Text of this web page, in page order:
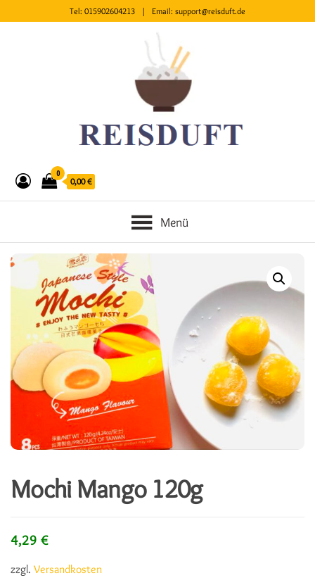
Tel: 015902604213 | Email: support@reisduft.de
0
0,00 €
Menü
Mochi Mango 120g
4,29 €
zzgl. Versandkosten